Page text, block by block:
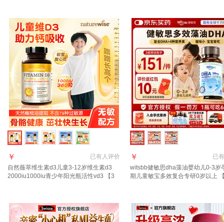
已有人评价
￥
自然薇萃维生素d3儿童3-12岁维生素d3
2000iu1000iu青少年阳光瓶活性vd3 【3
已有
￥
witsbb健敏思dha藻油婴幼儿0-3岁
期儿童敏宝多效复合专研0岁以上